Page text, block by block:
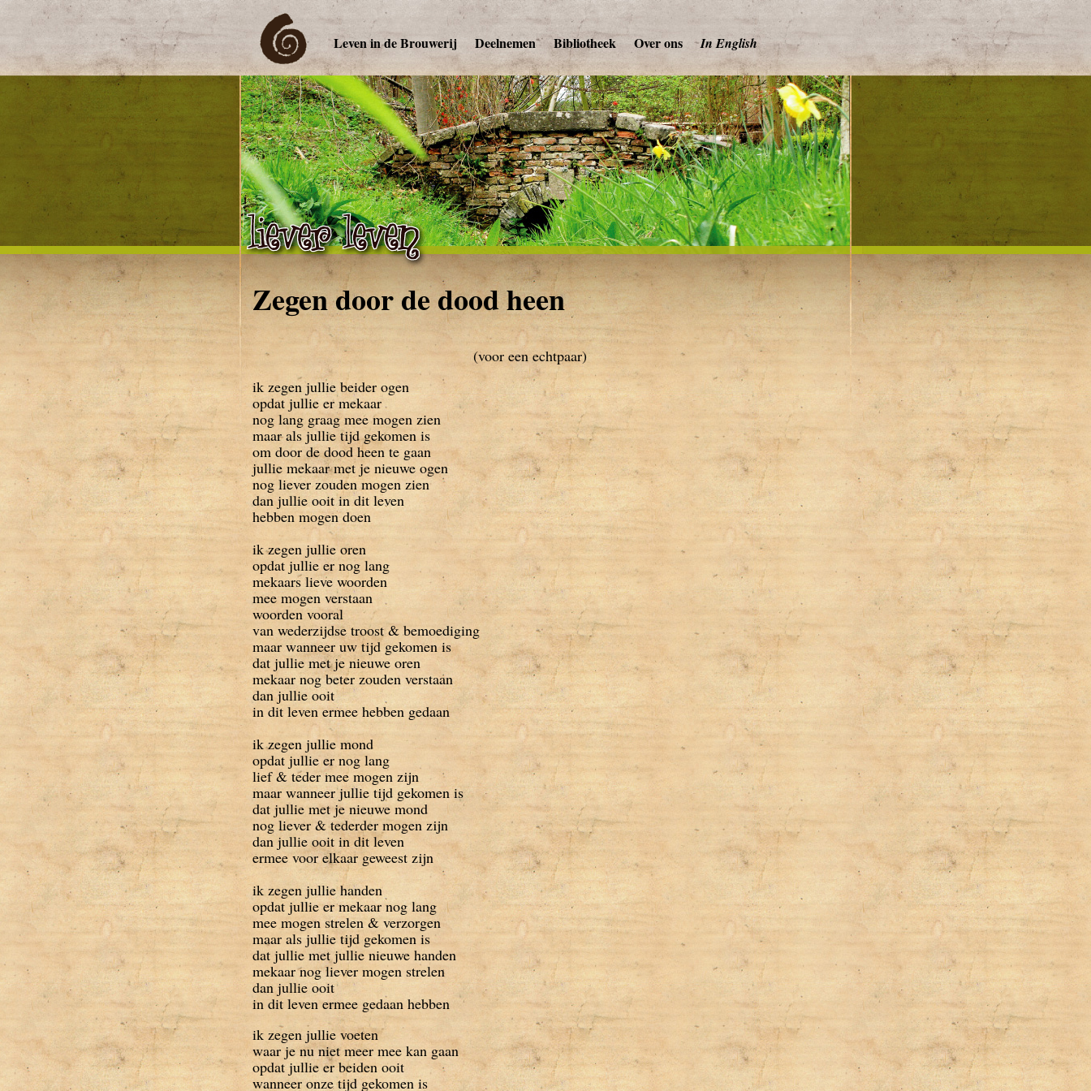
Leven in de Brouwerij Deelnemen Bibliotheek Over ons In English
Zegen door de dood heen
(voor een echtpaar)
ik zegen jullie beider ogen
opdat jullie er mekaar
nog lang graag mee mogen zien
maar als jullie tijd gekomen is
om door de dood heen te gaan
jullie mekaar met je nieuwe ogen
nog liever zouden mogen zien
dan jullie ooit in dit leven
hebben mogen doen
ik zegen jullie oren
opdat jullie er nog lang
mekaars lieve woorden
mee mogen verstaan
woorden vooral
van wederzijdse troost & bemoediging
maar wanneer uw tijd gekomen is
dat jullie met je nieuwe oren
mekaar nog beter zouden verstaan
dan jullie ooit
in dit leven ermee hebben gedaan
ik zegen jullie mond
opdat jullie er nog lang
lief & teder mee mogen zijn
maar wanneer jullie tijd gekomen is
dat jullie met je nieuwe mond
nog liever & tederder mogen zijn
dan jullie ooit in dit leven
ermee voor elkaar geweest zijn
ik zegen jullie handen
opdat jullie er mekaar nog lang
mee mogen strelen & verzorgen
maar als jullie tijd gekomen is
dat jullie met jullie nieuwe handen
mekaar nog liever mogen strelen
dan jullie ooit
in dit leven ermee gedaan hebben
ik zegen jullie voeten
waar je nu niet meer mee kan gaan
opdat jullie er beiden ooit
wanneer onze tijd gekomen is